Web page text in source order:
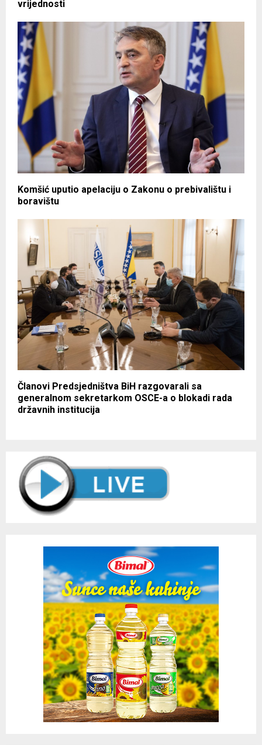
vrijednosti
Komšić uputio apelaciju o Zakonu o prebivalištu i
boravištu
Članovi Predsjedništva BiH razgovarali sa
generalnom sekretarkom OSCE-a o blokadi rada
državnih institucija